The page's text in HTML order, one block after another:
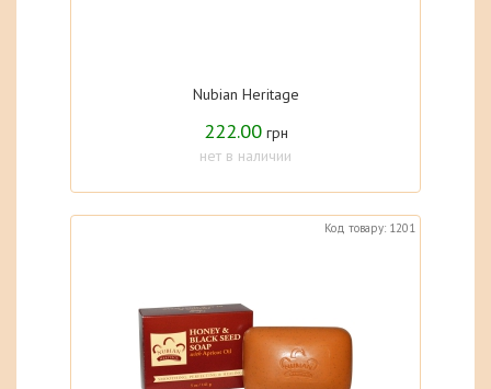
Nubian Heritage
222.00 грн
нет в наличии
Код товару: 1201